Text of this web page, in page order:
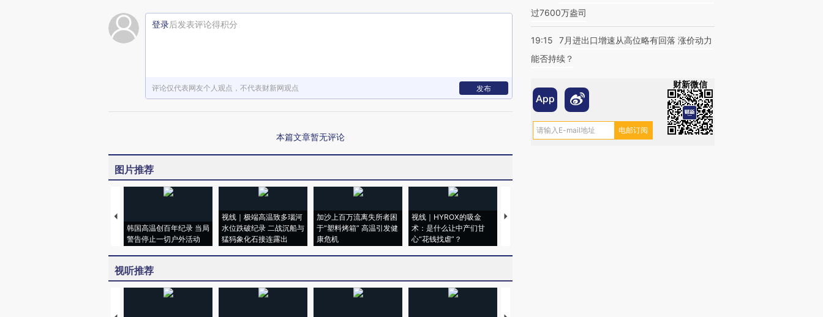
登录后发表评论得积分
评论仅代表网友个人观点，不代表财新网观点 发布
本篇文章暂无评论
图片推荐
韩国高温创百年纪录 当局
警告停止一切户外活动
视线｜极端高温致多瑙河
水位跌破纪录 二战沉船与
猛犸象化石接连露出
加沙上百万流离失所者困
于“塑料烤箱” 高温引发健
康危机
视线｜HYROX的吸金
术：是什么让中产们甘
心“花钱找虐”？
马航飞行员跨国走私7万
视听推荐
过7600万盎司
19:15
7月进出口增速从高位略有回落 涨价动力
能否持续？
财新微信